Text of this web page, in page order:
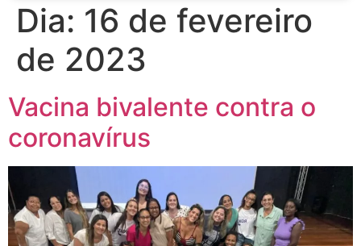
Dia: 16 de fevereiro
de 2023
Vacina bivalente contra o
coronavírus